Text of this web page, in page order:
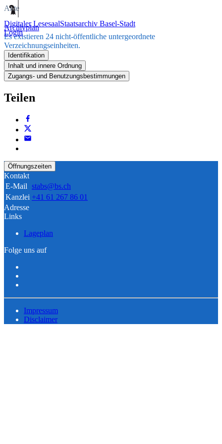
Digitaler LesesaalStaatsarchiv Basel-Stadt
Login
Akte
Archivplan
Es existieren 24 nicht-öffentliche untergeordnete
Verzeichnungseinheiten.
Identifikation
Inhalt und innere Ordnung
Zugangs- und Benutzungsbestimmungen
Teilen
Öffnungszeiten
Kontakt
E-Mail stabs@bs.ch
Kanzlei +41 61 267 86 01
Adresse
Links
Lageplan
Folge uns auf
Impressum
Disclaimer